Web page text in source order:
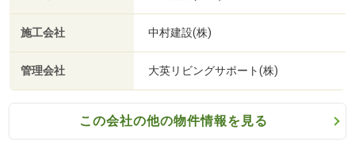
施工会社 中村建設(株)
管理会社 大英リビングサポート(株)
この会社の他の物件情報を見る